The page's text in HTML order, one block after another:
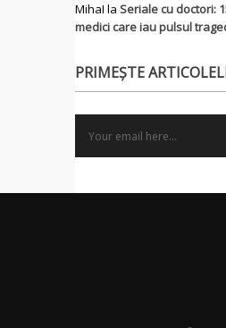
MihaI la Seriale cu doctori:
medici care iau pulsul
PRIMEȘTE